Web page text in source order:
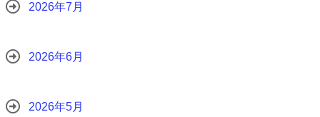
2026年7月
2026年6月
2026年5月